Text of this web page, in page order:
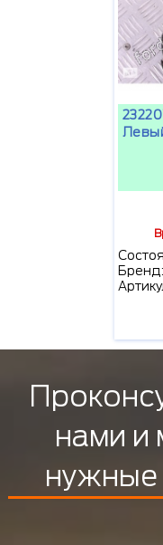
Бренд:
нами и
нужные